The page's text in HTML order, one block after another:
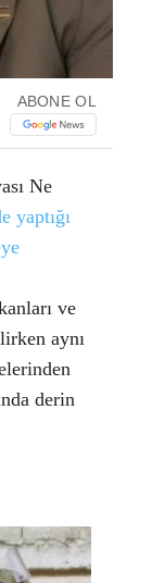
Youtube
ABONE OL
Ne
yaptığı
ve
aynı
derin